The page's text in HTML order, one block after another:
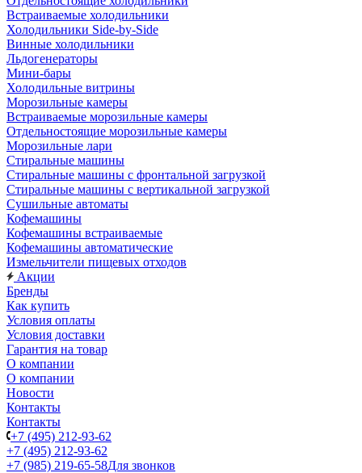
Встраиваемые холодильники
Холодильники Side-by-Side
Винные холодильники
Льдогенераторы
Мини-бары
Холодильные витрины
Морозильные камеры
Встраиваемые морозильные камеры
Отдельностоящие морозильные камеры
Морозильные лари
Стиральные машины
Стиральные машины с фронтальной загрузкой
Стиральные машины с вертикальной загрузкой
Сушильные автоматы
Кофемашины
Кофемашины встраиваемые
Кофемашины автоматические
Измельчители пищевых отходов
Акции
Бренды
Как купить
Условия оплаты
Условия доставки
Гарантия на товар
О компании
О компании
Новости
Контакты
Контакты
+7 (495) 212-93-62
+7 (495) 212-93-62
+7 (985) 219-65-58Для звонков